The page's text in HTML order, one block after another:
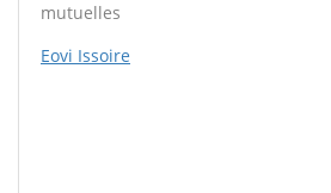
mutuelles
Eovi Issoire